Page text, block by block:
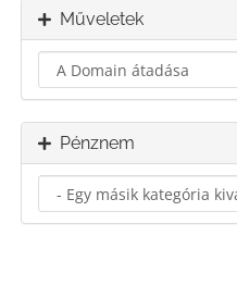
Műveletek
Pénznem